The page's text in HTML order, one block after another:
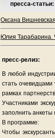
пресса-статьи:
Оксана
Юлия Тарабарина.
пресс-релиз:
В любой
стать
рамках
Участниками
заполнить анкеты
В программе:
Чтобы